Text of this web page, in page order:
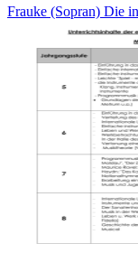
Frauke (Sopran) Die